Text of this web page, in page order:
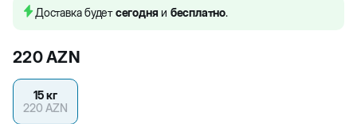
455 человек посмотрели этот товар
Доставка будетсегодня и бесплатно.
220AZN
15 кг
220 AZN